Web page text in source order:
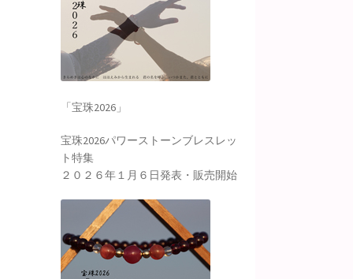
「宝珠2026」
宝珠2026パワーストーンブレスレッ
ト特集
２０２６年１月６日発表・販売開始